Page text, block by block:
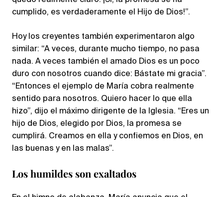
cumplido, es verdaderamente el Hijo de Dios!”.
Hoy los creyentes también experimentaron algo
similar: “A veces, durante mucho tiempo, no pasa
nada. A veces también el amado Dios es un poco
duro con nosotros cuando dice: Bástate mi gracia”.
“Entonces el ejemplo de María cobra realmente
sentido para nosotros. Quiero hacer lo que ella
hizo”, dijo el máximo dirigente de la Iglesia. “Eres un
hijo de Dios, elegido por Dios, la promesa se
cumplirá. Creamos en ella y confiemos en Dios, en
las buenas y en las malas”.
Los humildes son exaltados